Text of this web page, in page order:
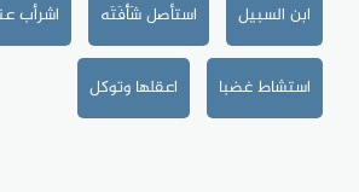
ابن السبيل استأصل شَأْفَتَه اشرأب
استشاط غضبا اعقلها وتوكل